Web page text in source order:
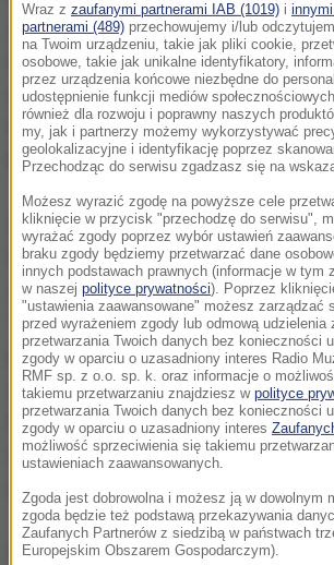
całym świecie. Tegoroczny finał
turnieju Intel Extreme Masters w
oglądało rekordowe dla tej imprezy
olbrzymi potencjał marketingowy,
największe firmyz różnych branż.
O skali boomu - jak zauważa "Rz" -
to, że wartość trzech najwyżej
zespołów e-sportowych na świecie
Thieves i Team Liquid)sięga w
dol., a więc więcej, niż wynosi
spółek, jak na przykład Asseco czy
Pieniądze na tego typu
wykładają m.in. spółki Skarbu
czy PKO BP
W porównaniu z pieniędzmi, jakie
Wraz z zaufanymi partnerami IAB (1019) i
partnerami (489) przechowujemy i/lub
na Twoim urządzeniu, takie jak pliki cookie,
osobowe, takie jak unikalne identyfikatory,
przez urządzenia końcowe niezbędne do
udostępnienie funkcji mediów
również dla rozwoju i poprawny naszych
my, jak i partnerzy możemy wykorzystywać
geolokalizacyjne i identyfikację poprzez
Przechodząc do serwisu zgadzasz się na
Możesz wyrazić zgodę na powyższe cele
kliknięcie w przycisk "przechodzę do serwisu",
wyrażać zgody poprzez wybór ustawień
braku zgody będziemy przetwarzać dane
innych podstawach prawnych (informacje w tym
w naszej polityce prywatności). Poprzez
"ustawienia zaawansowane" możesz zarządzać
przed wyrażeniem zgody lub odmową udzielenia
przetwarzania Twoich danych bez konieczności
zgody w oparciu o uzasadniony interes Radio
RMF sp. z o.o. sp. k. oraz informacje o
takiemu przetwarzaniu znajdziesz w polityce
przetwarzania Twoich danych bez konieczności
zgody w oparciu o uzasadniony interes
możliwość sprzeciwienia się takiemu
ustawieniach zaawansowanych.
Zgoda jest dobrowolna i możesz ją w dowolnym
zgoda będzie też podstawą przekazywania
Zaufanych Partnerów z siedzibą w państwach
Europejskim Obszarem Gospodarczym).